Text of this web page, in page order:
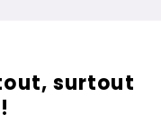
surtout